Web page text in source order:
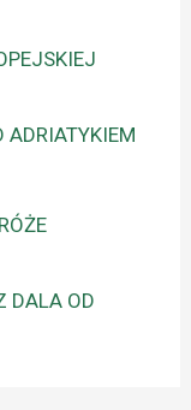
ADRIATYKIEM
DALA OD